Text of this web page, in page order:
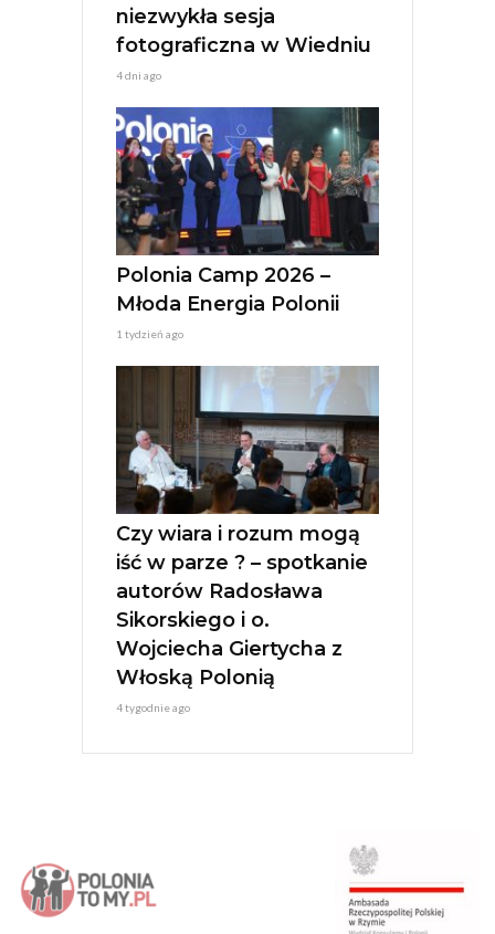
niezwykła sesja
fotograficzna w Wiedniu
4 dni ago
Polonia Camp 2026 –
Młoda Energia Polonii
1 tydzień ago
Czy wiara i rozum mogą
iść w parze ? – spotkanie
autorów Radosława
Sikorskiego i o.
Wojciecha Giertycha z
Włoską Polonią
4 tygodnie ago